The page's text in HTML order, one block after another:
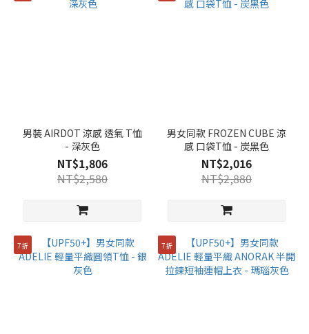
男裝 AIRDOT 涼感 透氣 T恤
- 深灰色
NT$1,806
NT$2,580
男女同款 FROZEN CUBE 涼
感 口袋T恤 - 炭黑色
NT$2,016
NT$2,880
7折 7折